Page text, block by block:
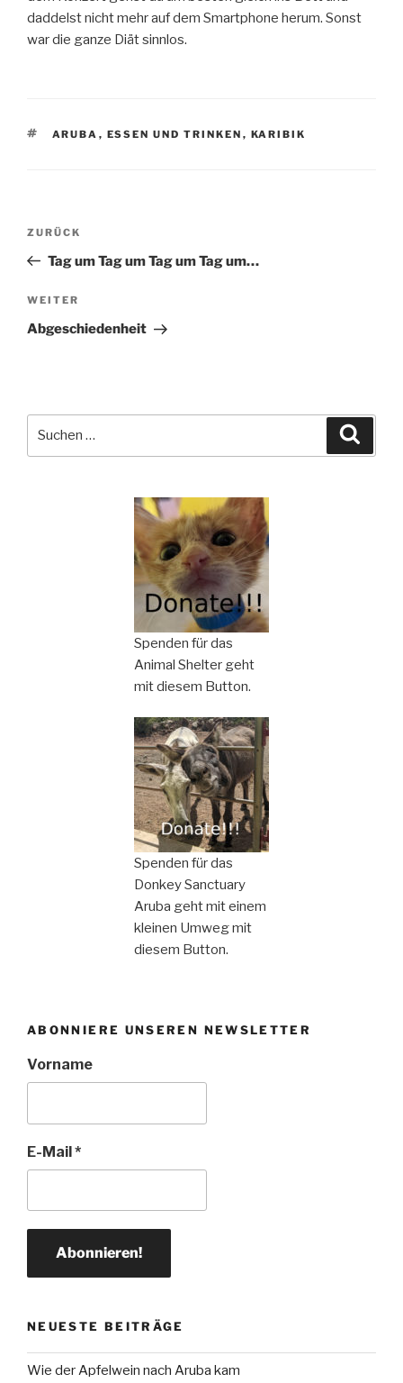
daddelst nicht mehr auf dem Smartphone herum. Sonst
war die ganze Diät sinnlos.
SCHLAGWÖRTER
ARUBA , ESSEN UND TRINKEN , KARIBIK
Beitragsnavigation
Vorheriger
Beitrag
ZURÜCK
Tag um Tag um Tag um Tag um…
Nächster
Beitrag
WEITER
Abgeschiedenheit
Spenden für das
Animal Shelter geht
mit diesem Button.
Spenden für das
Donkey Sanctuary
Aruba geht mit einem
kleinen Umweg mit
diesem Button.
ABONNIERE UNSEREN NEWSLETTER
Vorname
E-Mail*
NEUESTE BEITRÄGE
Wie der Apfelwein nach Aruba kam